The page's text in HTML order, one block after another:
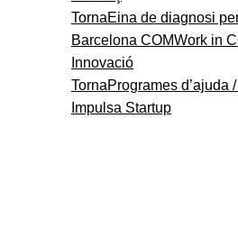
TornaEina de diagnosi
Barcelona COMWork in
Innovació
TornaProgrames d’ajuda
Impulsa Startup